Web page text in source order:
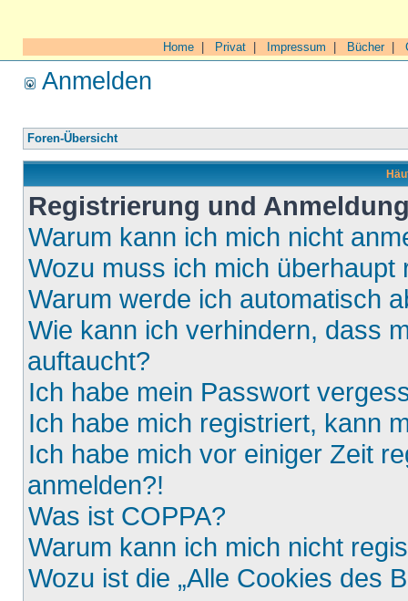
Home Privat Impressum Bücher|
Anmelden
Foren-Übersicht
Registrierung und
Warum kann ich mich nicht
Wozu muss ich mich überhaupt
Warum werde ich automatisch
Wie kann ich verhindern, dass
auftaucht?
Ich habe mein Passwort
Ich habe mich registriert, kann
Ich habe mich vor einiger Zeit
anmelden?!
Was ist COPPA?
Warum kann ich mich nicht
Wozu ist die „Alle Cookies des